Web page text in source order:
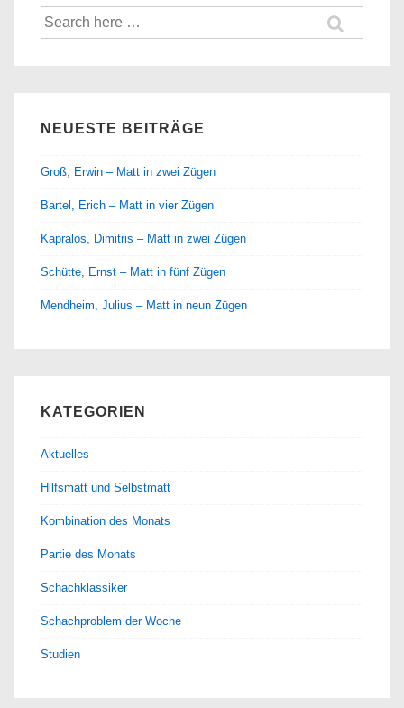
Suche
nach:
NEUESTE BEITRÄGE
Groß, Erwin – Matt in zwei Zügen
Bartel, Erich – Matt in vier Zügen
Kapralos, Dimitris – Matt in zwei Zügen
Schütte, Ernst – Matt in fünf Zügen
Mendheim, Julius – Matt in neun Zügen
KATEGORIEN
Aktuelles
Hilfsmatt und Selbstmatt
Kombination des Monats
Partie des Monats
Schachklassiker
Schachproblem der Woche
Studien